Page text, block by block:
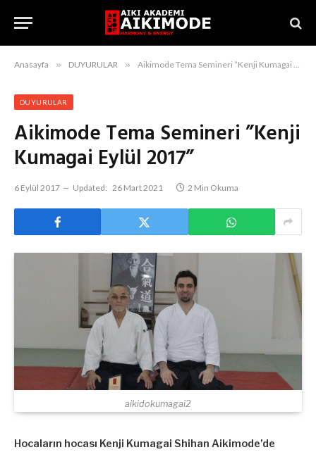
Anasayfa » DUYURULAR » Aikimode Tema Semineri ”Kenji Kumagai Eylül 2017”
DUYURULAR
Aikimode Tema Semineri ”Kenji
Kumagai Eylül 2017”
6 Eylül 2017 Updated: 26 Mart 2021 2 Min Okuma
aikidokumagai2
Hocaların hocası Kenji Kumagai Shihan Aikimode’de